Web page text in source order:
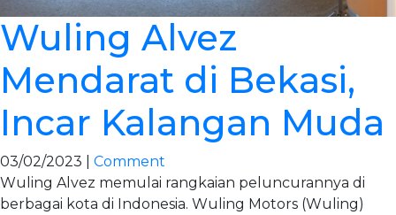
Wuling Alvez
Mendarat di Bekasi,
Incar Kalangan Muda
03/02/2023 | Comment
Wuling Alvez memulai rangkaian peluncurannya di
berbagai kota di Indonesia. Wuling Motors (Wuling)